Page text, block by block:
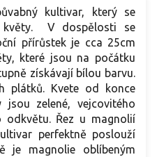
kultivar, který se
květy. V dospělosti se
přírůstek je cca 25cm
které jsou na počátku
získávají bílou barvu.
plátků. Kvete od konce
zelené, vejcovitého
Řez u magnolií
perfektně poslouží
je magnolie oblíbeným